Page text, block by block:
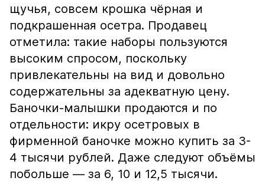
щучья, совсем крошка чёрная и
подкрашенная осетра. Продавец
отметила: такие наборы пользуются
высоким спросом, поскольку
привлекательны на вид и довольно
содержательны за адекватную цену.
Баночки-малышки продаются и по
отдельности: икру осетровых в
фирменной баночке можно купить за 3-
4 тысячи рублей. Даже следуют объёмы
побольше — за 6, 10 и 12,5 тысячи.